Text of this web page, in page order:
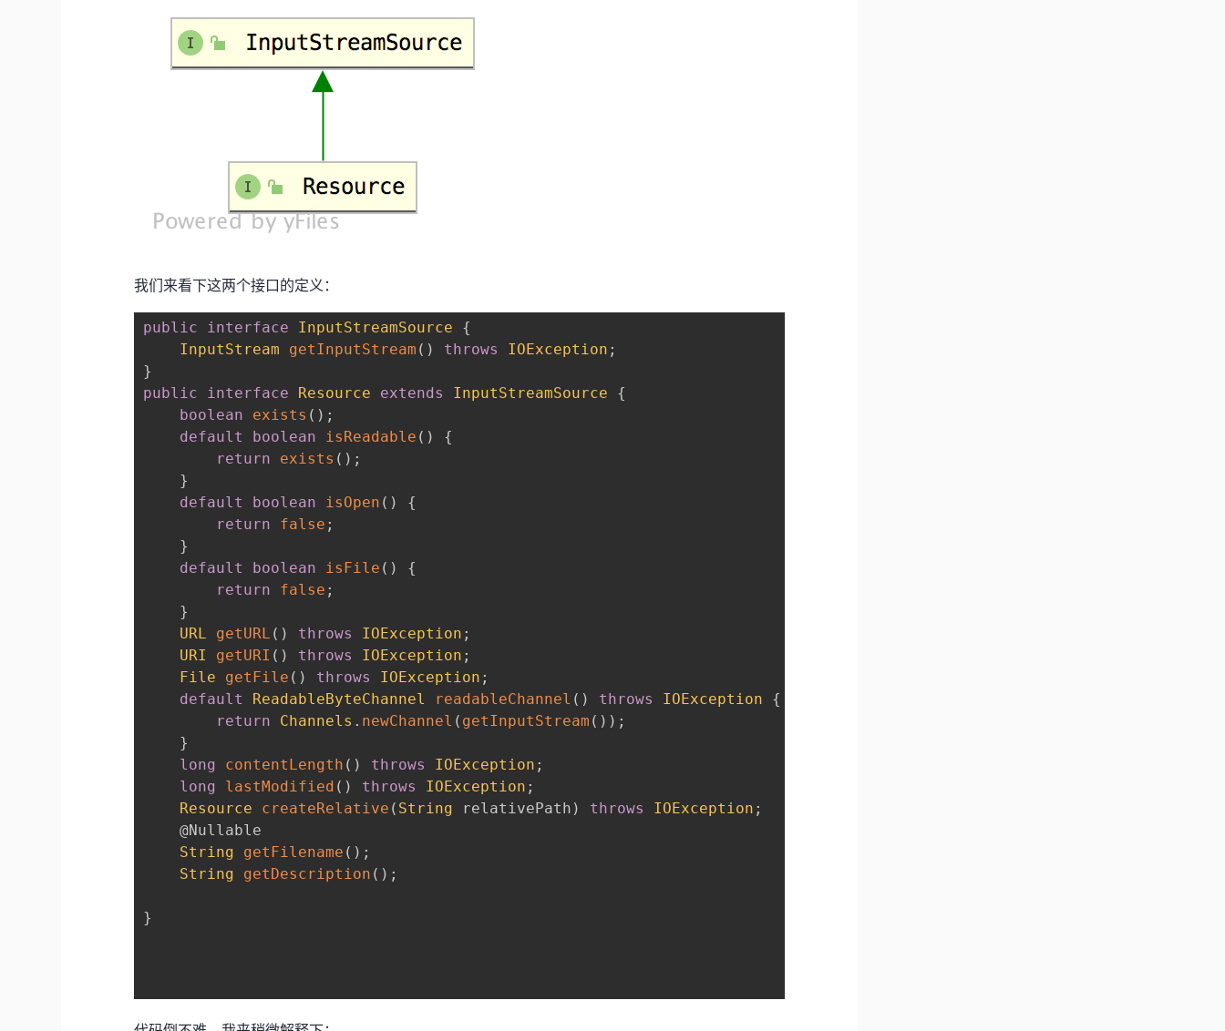
我们来看下这两个接口的定义：
public interface InputStreamSource
{
InputStream
getInputStream ( ) throws IOException ;
}
public
interface Resource extends InputStreamSource
{
boolean
exists ( ) ;
default
boolean isReadable ( )
{
return
exists ( ) ;
}
default
boolean isOpen ( )
{
return
false ;
}
default
boolean isFile ( )
{
return
false ;
}
URL
getURL ( ) throws IOException ;
URI
getURI ( ) throws IOException ;
File
getFile ( ) throws IOException ;
default
ReadableByteChannel readableChannel ( ) throws IOException
{
return
Channels . newChannel ( getInputStream ( ) ) ;
}
long
contentLength ( ) throws IOException ;
long
lastModified ( ) throws IOException ;
Resource
createRelative ( String relativePath ) throws IOException ;
@Nullable
String
getFilename ( ) ;
String
getDescription ( ) ;
}